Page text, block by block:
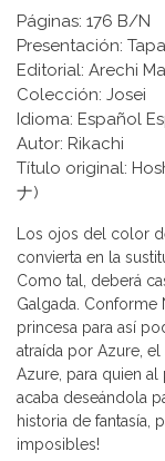
Páginas: 176 B/N
Presentación:
Editorial: Arechi
Colección: Josei
Idioma: Español
Autor: Rikachi
Título original:
ナ)
Los ojos del color
convierta en la
Como tal, deberá
Galgada. Conforme
princesa para así
atraída por Azure,
Azure, para quien
acaba deseándola
historia de fantasía,
imposibles!